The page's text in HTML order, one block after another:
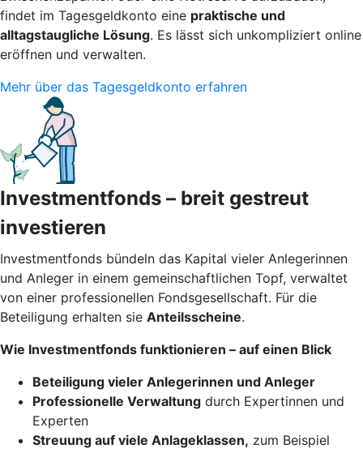
findet im Tagesgeldkonto eine praktische und
alltagstaugliche Lösung. Es lässt sich unkompliziert online
eröffnen und verwalten.
Mehr über das Tagesgeldkonto erfahren
Investmentfonds – breit gestreut
investieren
Investmentfonds bündeln das Kapital vieler Anlegerinnen
und Anleger in einem gemeinschaftlichen Topf, verwaltet
von einer professionellen Fondsgesellschaft. Für die
Beteiligung erhalten sie Anteilsscheine.
Wie Investmentfonds funktionieren – auf einen Blick
Beteiligung vieler Anlegerinnen und Anleger
Professionelle Verwaltung durch Expertinnen und
Experten
Streuung auf viele Anlageklassen, zum Beispiel